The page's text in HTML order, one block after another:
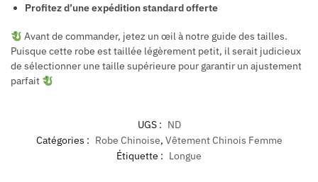
Profitez d’une expédition standard offerte
Avant de commander, jetez un œil à notre guide des tailles.
Puisque cette robe est taillée légèrement petit, il serait judicieux
de sélectionner une taille supérieure pour garantir un ajustement
parfait
UGS : ND
Catégories : Robe Chinoise, Vêtement Chinois Femme
Étiquette : Longue